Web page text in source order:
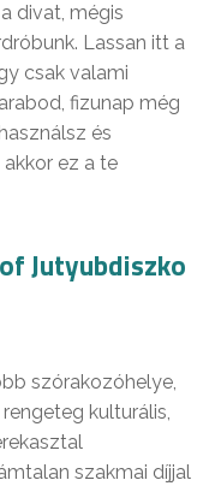
divat, mégis
Lassan itt a
csak valami
fizunap még
és
ez a te
Jutyubdiszko
szórakozóhelye,
kulturális,
szakmai díjjal